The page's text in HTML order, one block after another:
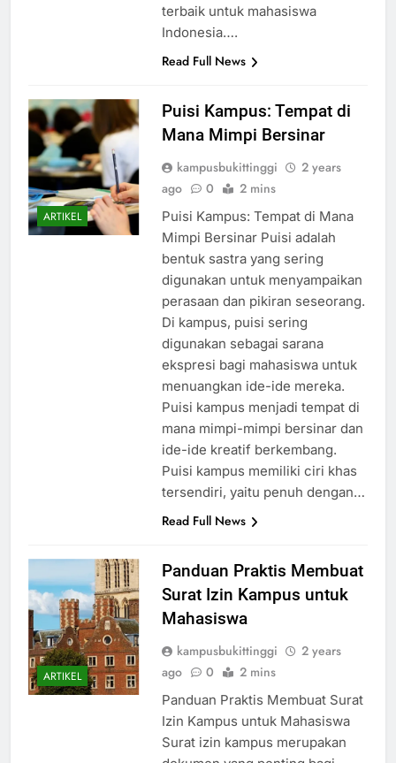
terbaik untuk mahasiswa
Indonesia….
Read Full News
ARTIKEL
Puisi Kampus: Tempat di
Mana Mimpi Bersinar
kampusbukittinggi
2 years
ago
0 2 mins
Puisi Kampus: Tempat di Mana
Mimpi Bersinar Puisi adalah
bentuk sastra yang sering
digunakan untuk menyampaikan
perasaan dan pikiran seseorang.
Di kampus, puisi sering
digunakan sebagai sarana
ekspresi bagi mahasiswa untuk
menuangkan ide-ide mereka.
Puisi kampus menjadi tempat di
mana mimpi-mimpi bersinar dan
ide-ide kreatif berkembang.
Puisi kampus memiliki ciri khas
tersendiri, yaitu penuh dengan…
Read Full News
ARTIKEL
Panduan Praktis Membuat
Surat Izin Kampus untuk
Mahasiswa
kampusbukittinggi
2 years
ago
0 2 mins
Panduan Praktis Membuat Surat
Izin Kampus untuk Mahasiswa
Surat izin kampus merupakan